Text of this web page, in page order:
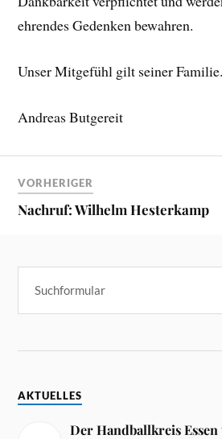
ehrendes Gedenken bewahren.
Unser Mitgefühl gilt seiner Familie.
Andreas Butgereit
VORHERIGER
Nachruf: Wilhelm Hesterkamp
AKTUELLES
Der Handballkreis